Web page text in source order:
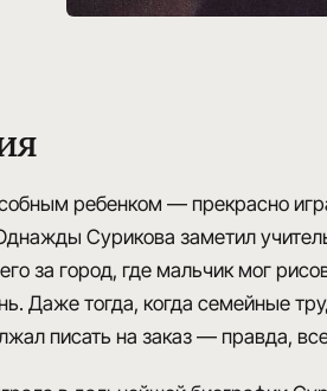
ребенком — прекрасно
Сурикова заметил
за город, где мальчик мог
Даже тогда, когда семейные
писать на заказ— правда,